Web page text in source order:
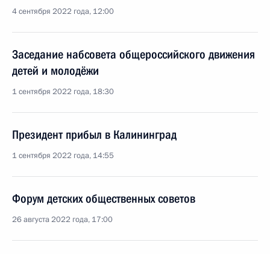
4 сентября 2022 года, 12:00
Заседание набсовета общероссийского движения
детей и молодёжи
1 сентября 2022 года, 18:30
Президент прибыл в Калининград
1 сентября 2022 года, 14:55
Форум детских общественных советов
26 августа 2022 года, 17:00